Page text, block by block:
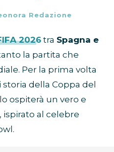
Redazione
2026 tra Spagna e
la partita che
Per la prima volta
della Coppa del
ospiterà un vero e
, ispirato al celebre